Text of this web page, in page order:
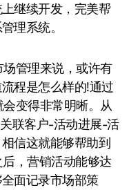
继续开发，完美帮
理系统。
场管理来说，或许有
程是怎么样的!通过
会变得非常明晰。从
联客户-活动进展-活
信这就能够帮助到
，营销活动能够达
面记录市场部策